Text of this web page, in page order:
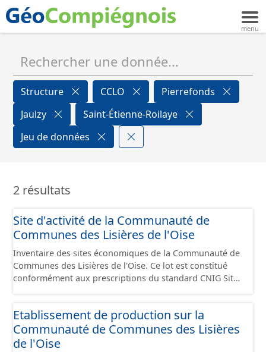
Structure CCLO
Pierrefonds
Jaulzy
Saint-Étienne-Roilaye
Jeu de données
2 résultats
Site d'activité de la Communauté de
Communes des Lisières de l'Oise
Inventaire des sites économiques de la Communauté de
Communes des Lisières de l'Oise. Ce lot est constitué
conformément aux prescriptions du standard CNIG Sites
Etablissement de production sur la
Communauté de Communes des Lisières
de l'Oise